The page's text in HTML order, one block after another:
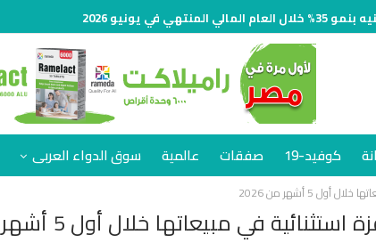
كوفيد-19 صفقات عالمية سوق الدواء العربى
بنسبة نمو 73%.. «زيتا فارما» تحقق قفزة استثنائية في مبيعاتها خلال أول 5 أشهر